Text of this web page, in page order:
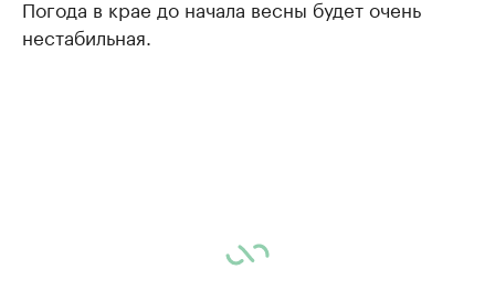
Погода в крае до начала весны будет очень
нестабильная.